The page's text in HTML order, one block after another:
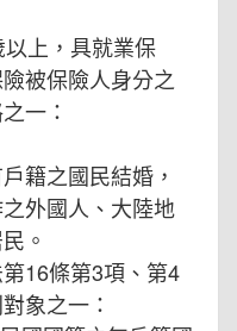
上，具就業保
被保險人身分之
一：
籍之國民結婚，
外國人、大陸地
。
第16條第3項、第4
象之一：